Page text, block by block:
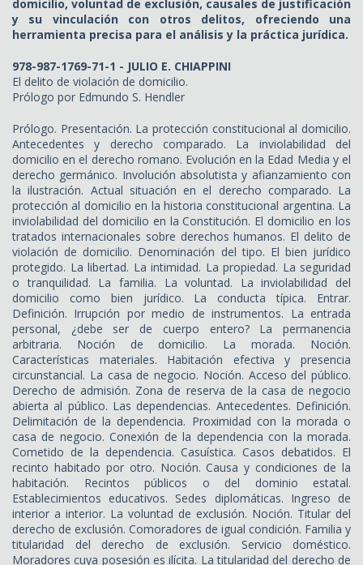
domicilio, voluntad de exclusión, causales de justificación
y su vinculación con otros delitos, ofreciendo una
herramienta precisa para el análisis y la práctica jurídica.
978-987-1769-71-1 - JULIO E. CHIAPPINI
El delito de violación de domicilio.
Prólogo por Edmundo S. Hendler
Prólogo. Presentación. La protección constitucional al domicilio.
Antecedentes y derecho comparado. La inviolabilidad del
domicilio en el derecho romano. Evolución en la Edad Media y el
derecho germánico. Involución absolutista y afianzamiento con
la ilustración. Actual situación en el derecho comparado. La
protección al domicilio en la historia constitucional argentina. La
inviolabilidad del domicilio en la Constitución. El domicilio en los
tratados internacionales sobre derechos humanos. El delito de
violación de domicilio. Denominación del tipo. El bien jurídico
protegido. La libertad. La intimidad. La propiedad. La seguridad
o tranquilidad. La familia. La voluntad. La inviolabilidad del
domicilio como bien jurídico. La conducta típica. Entrar.
Definición. Irrupción por medio de instrumentos. La entrada
personal, ¿debe ser de cuerpo entero? La permanencia
arbitraria. Noción de domicilio. La morada. Noción.
Características materiales. Habitación efectiva y presencia
circunstancial. La casa de negocio. Noción. Acceso del público.
Derecho de admisión. Zona de reserva de la casa de negocio
abierta al público. Las dependencias. Antecedentes. Definición.
Delimitación de la dependencia. Proximidad con la morada o
casa de negocio. Conexión de la dependencia con la morada.
Cometido de la dependencia. Casuística. Casos debatidos. El
recinto habitado por otro. Noción. Causa y condiciones de la
habitación. Recintos públicos o del dominio estatal.
Establecimientos educativos. Sedes diplomáticas. Ingreso de
interior a interior. La voluntad de exclusión. Noción. Titular del
derecho de exclusión. Comoradores de igual condición. Familia y
titularidad del derecho de exclusión. Servicio doméstico.
Moradores cuya posesión es ilícita. La titularidad del derecho de